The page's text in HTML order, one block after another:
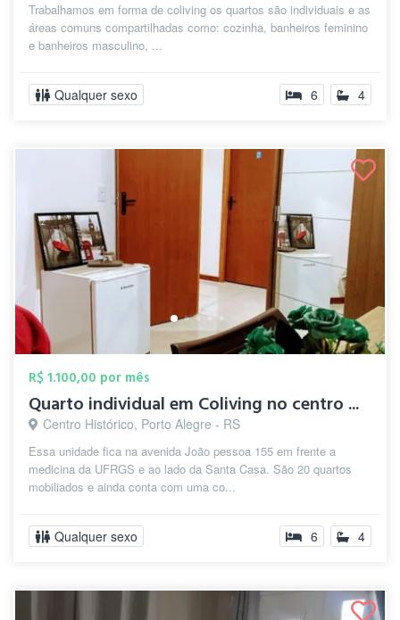
Trabalhamos em forma de coliving os quartos são individuais e as
áreas comuns compartilhadas como: cozinha, banheiros feminino
e banheiros masculino, ...
Qualquer sexo 6 4
R$ 1.100,00 por mês
Quarto individual em Coliving no centro ...
Centro Histórico, Porto Alegre - RS
Essa unidade fica na avenida João pessoa 155 em frente a
medicina da UFRGS e ao lado da Santa Casa. São 20 quartos
mobiliados e ainda conta com uma co...
Qualquer sexo 6 4